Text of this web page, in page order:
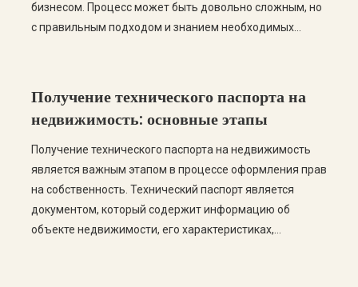
бизнесом. Процесс может быть довольно сложным, но
с правильным подходом и знанием необходимых
ответим на самые частые вопросы. […]
Получение технического паспорта на
недвижимость: основные этапы
Получение технического паспорта на недвижимость
является важным этапом в процессе оформления прав
на собственность. Технический паспорт является
документом, который содержит информацию об
объекте недвижимости, его характеристиках,